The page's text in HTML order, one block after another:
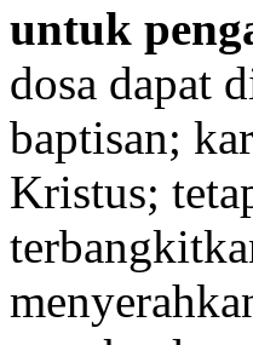
untuk
dosa dapat
baptisan;
Kristus;